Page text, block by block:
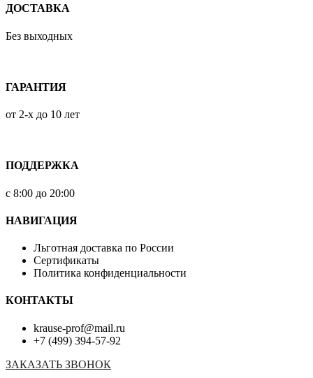
ДОСТАВКА
Без выходных
ГАРАНТИЯ
от 2-х до 10 лет
ПОДДЕРЖКА
с 8:00 до 20:00
НАВИГАЦИЯ
Льготная доставка по России
Сертификаты
Политика конфиденциальности
КОНТАКТЫ
krause-prof@mail.ru
+7 (499) 394-57-92
ЗАКАЗАТЬ ЗВОНОК